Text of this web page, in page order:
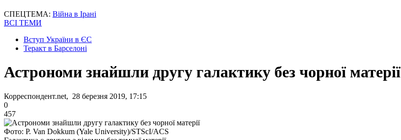
СПЕЦТЕМА: Війна в Ірані
ВСІ ТЕМИ
Вступ України в ЄС
Теракт в Барселоні
Астрономи знайшли другу галактику без чорної матерії
Корреспондент.net, 28 березня 2019, 17:15
0
457
Фото: P. Van Dokkum (Yale University)/STScI/ACS